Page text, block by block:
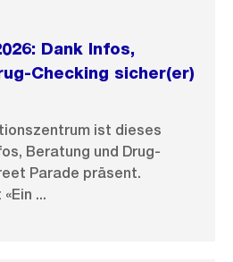
Dank Infos,
Checking sicher(er)
ist dieses
Beratung und Drug-
Parade präsent.
...